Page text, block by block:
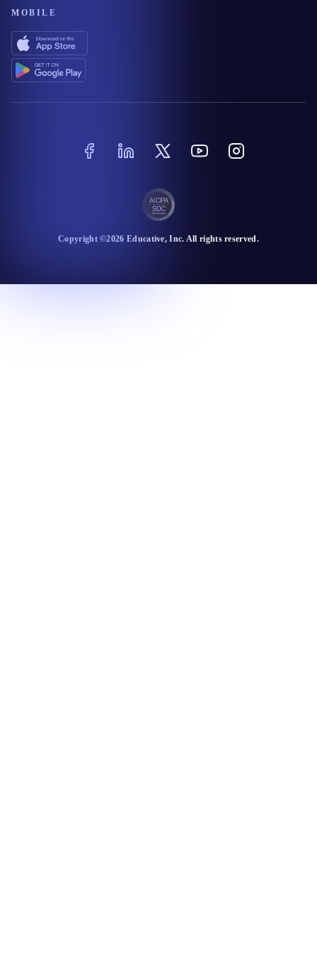
MOBILE
Copyright ©2026 Educative, Inc. All rights reserved.